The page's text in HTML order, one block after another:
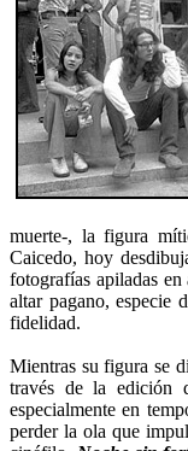
muerte-, la figura
Caicedo, hoy
fotografías apiladas
altar pagano, especie
fidelidad.
Mientras su figura se
través de la edición
especialmente en
perder la ola que